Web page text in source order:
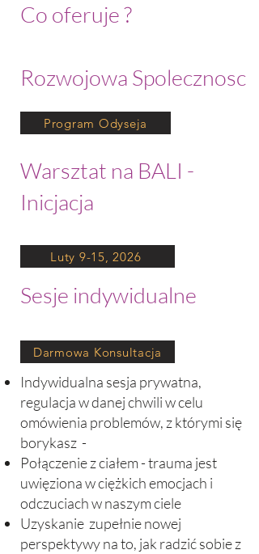
Co oferuje ?
Rozwojowa Spolecznosc
Warsztat na BALI -
Inicjacja
Sesje indywidualne
Indywidualna sesja prywatna,
regulacja w danej chwili w celu
omówienia problemów, z którymi się
borykasz -
Połączenie z ciałem - trauma jest
uwięziona w ciężkich emocjach i
odczuciach w naszym ciele
Uzyskanie zupełnie nowej
perspektywy na to, jak radzić sobie z
Program Odyseja
Luty 9-15, 2026
Darmowa Konsultacja